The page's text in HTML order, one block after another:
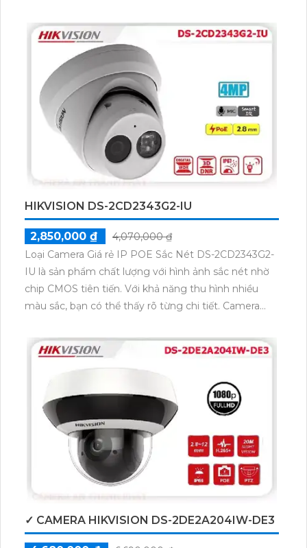
giúp bạn theo dõi và bảo vệ khu vực ngoài trời vào
ban đêm một cách dễ dàng. Camera có thiết kế
dạng bullet, thân kim loại cứng cáp, bền bỉ và chống
thời tiết xấu. Camera được trang bị công nghệ mới IP
POE, giúp kết nối và tích hợp nhiều hệ thống một
cách dễ dàng. Ngoài ra, camera còn tích hợp khả
năng công nghệ AI, giúp nhận dạng và phân loại đối
tượng một cách thông minh.
HIKVISION DS-2CD2343G2-IU
2,850,000 ₫
4,070,000 ₫
Loại Camera Giá rẻ IP POE Sắc Nét DS-2CD2343G2-
IU là sản phẩm chất lượng với hình ảnh sắc nét nhờ
chip CMOS tiên tiến. Với khả năng thu hình nhiều
màu sắc, bạn có thể thấy rõ từng chi tiết. Camera
30m, đảm bảo chất lượng hình ảnh đến 4.0 MP.
Ngoài ra, camera này còn tiết kiệm băng thông với
sự hỗ trợ của các chuẩn nén
H.265+/H.265/H.264+/H.264. Ngoài ra, tính năng
Hồng Ngoại Smart IR cùng khả năng xử lý chói sáng
tốt giúp bạn có những hình ảnh rõ ràng, sắc nét ngay
cả trong điều kiện ánh sáng khó.
✓ CAMERA HIKVISION DS-2DE2A204IW-DE3